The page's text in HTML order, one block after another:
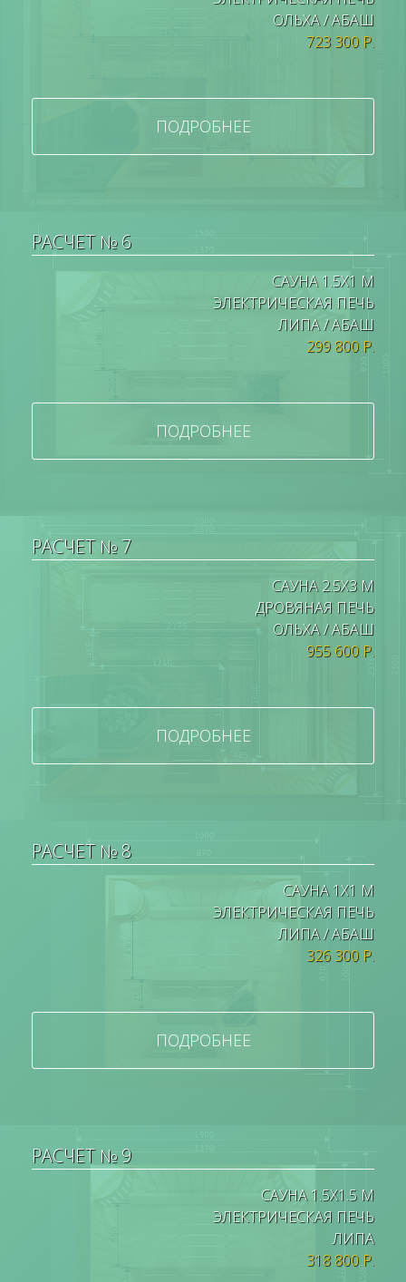
ОЛЬХА / АБАШ
723 300 Р.
ПОДРОБНЕЕ
РАСЧЕТ № 6
САУНА 1.5Х1 М
ЭЛЕКТРИЧЕСКАЯ ПЕЧЬ
ЛИПА / АБАШ
299 800 Р.
ПОДРОБНЕЕ
РАСЧЕТ № 7
САУНА 2.5Х3 М
ДРОВЯНАЯ ПЕЧЬ
ОЛЬХА / АБАШ
955 600 Р.
ПОДРОБНЕЕ
РАСЧЕТ № 8
САУНА 1Х1 М
ЭЛЕКТРИЧЕСКАЯ ПЕЧЬ
ЛИПА / АБАШ
326 300 Р.
ПОДРОБНЕЕ
РАСЧЕТ № 9
САУНА 1.5Х1.5 М
ЭЛЕКТРИЧЕСКАЯ ПЕЧЬ
ЛИПА
318 800 Р.